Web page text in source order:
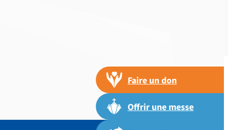
Faire un don
Offrir une messe